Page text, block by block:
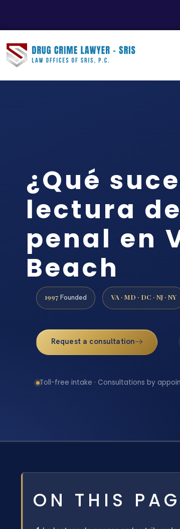
¿Qué
lectura
penal en
Beach
1997 Founded VA · MD · DC · NJ · NY
Request a consultation
Toll-free intake · Consultations by
ON THIS